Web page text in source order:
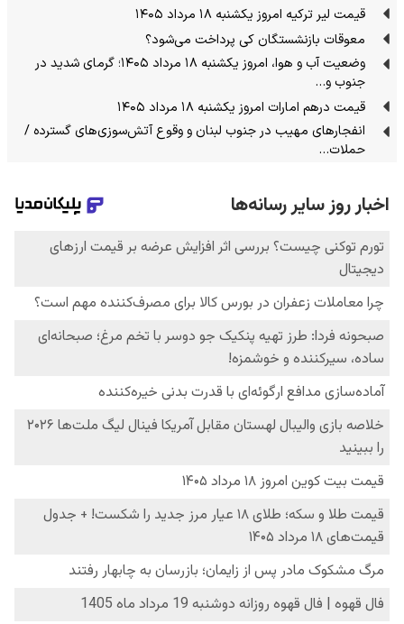
قیمت لیر ترکیه امروز یکشنبه ۱۸ مرداد ۱۴۰۵
معوقات بازنشستگان کی پرداخت می‌شود؟
وضعیت آب و هوا، امروز یکشنبه ۱۸ مرداد ۱۴۰۵؛ گرمای شدید در
جنوب و…
قیمت درهم امارات امروز یکشنبه ۱۸ مرداد ۱۴۰۵
انفجارهای مهیب در جنوب لبنان و وقوع آتش‌سوزی‌های گسترده /
حملات…